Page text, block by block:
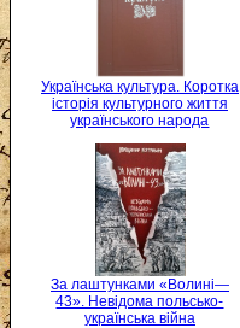
Українська культура. Коротка
історія культурного життя
українського народа
За лаштунками «Волині—
43». Невідома польсько-
українська війна